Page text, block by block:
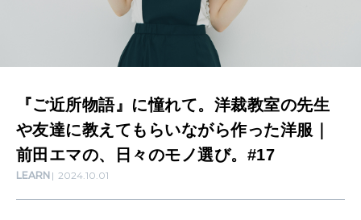
SUSTAINABLE
わたしができること
CULTURE
て
洋
裁
教
室
『ご近所物語』に憧れて。洋裁教室の先生
や友達に教えてもらいながら作った洋服｜
前田エマの、日々のモノ選び。#17
LEARN 2024.10.01